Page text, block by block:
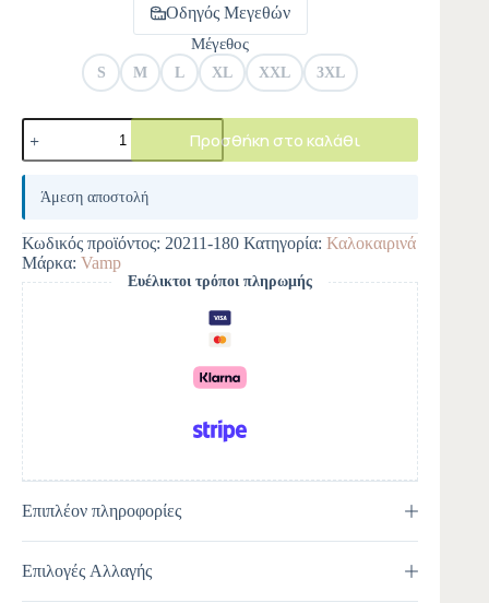
Οδηγός Μεγεθών
Μέγεθος
S M L XL XXL 3XL
Προσθήκη στο καλάθι
A
e
r
n
a
t
i
v
e
:
Άμεση αποστολή
Κωδικός προϊόντος: 20211-180 Κατηγορία: Καλοκαιρινά
Μάρκα: Vamp
Ευέλικτοι τρόποι πληρωμής
Επιπλέον πληροφορίες
Επιλογές Αλλαγής